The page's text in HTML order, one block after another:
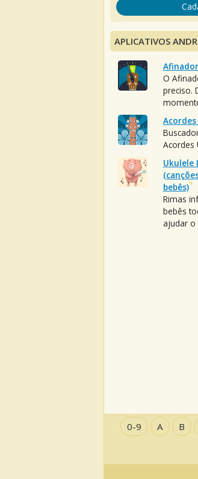
APLICATIVOS
O
preciso.
Acordes
Ukulele
bebês)
Rimas
bebês
ajudar o
0-9 A B